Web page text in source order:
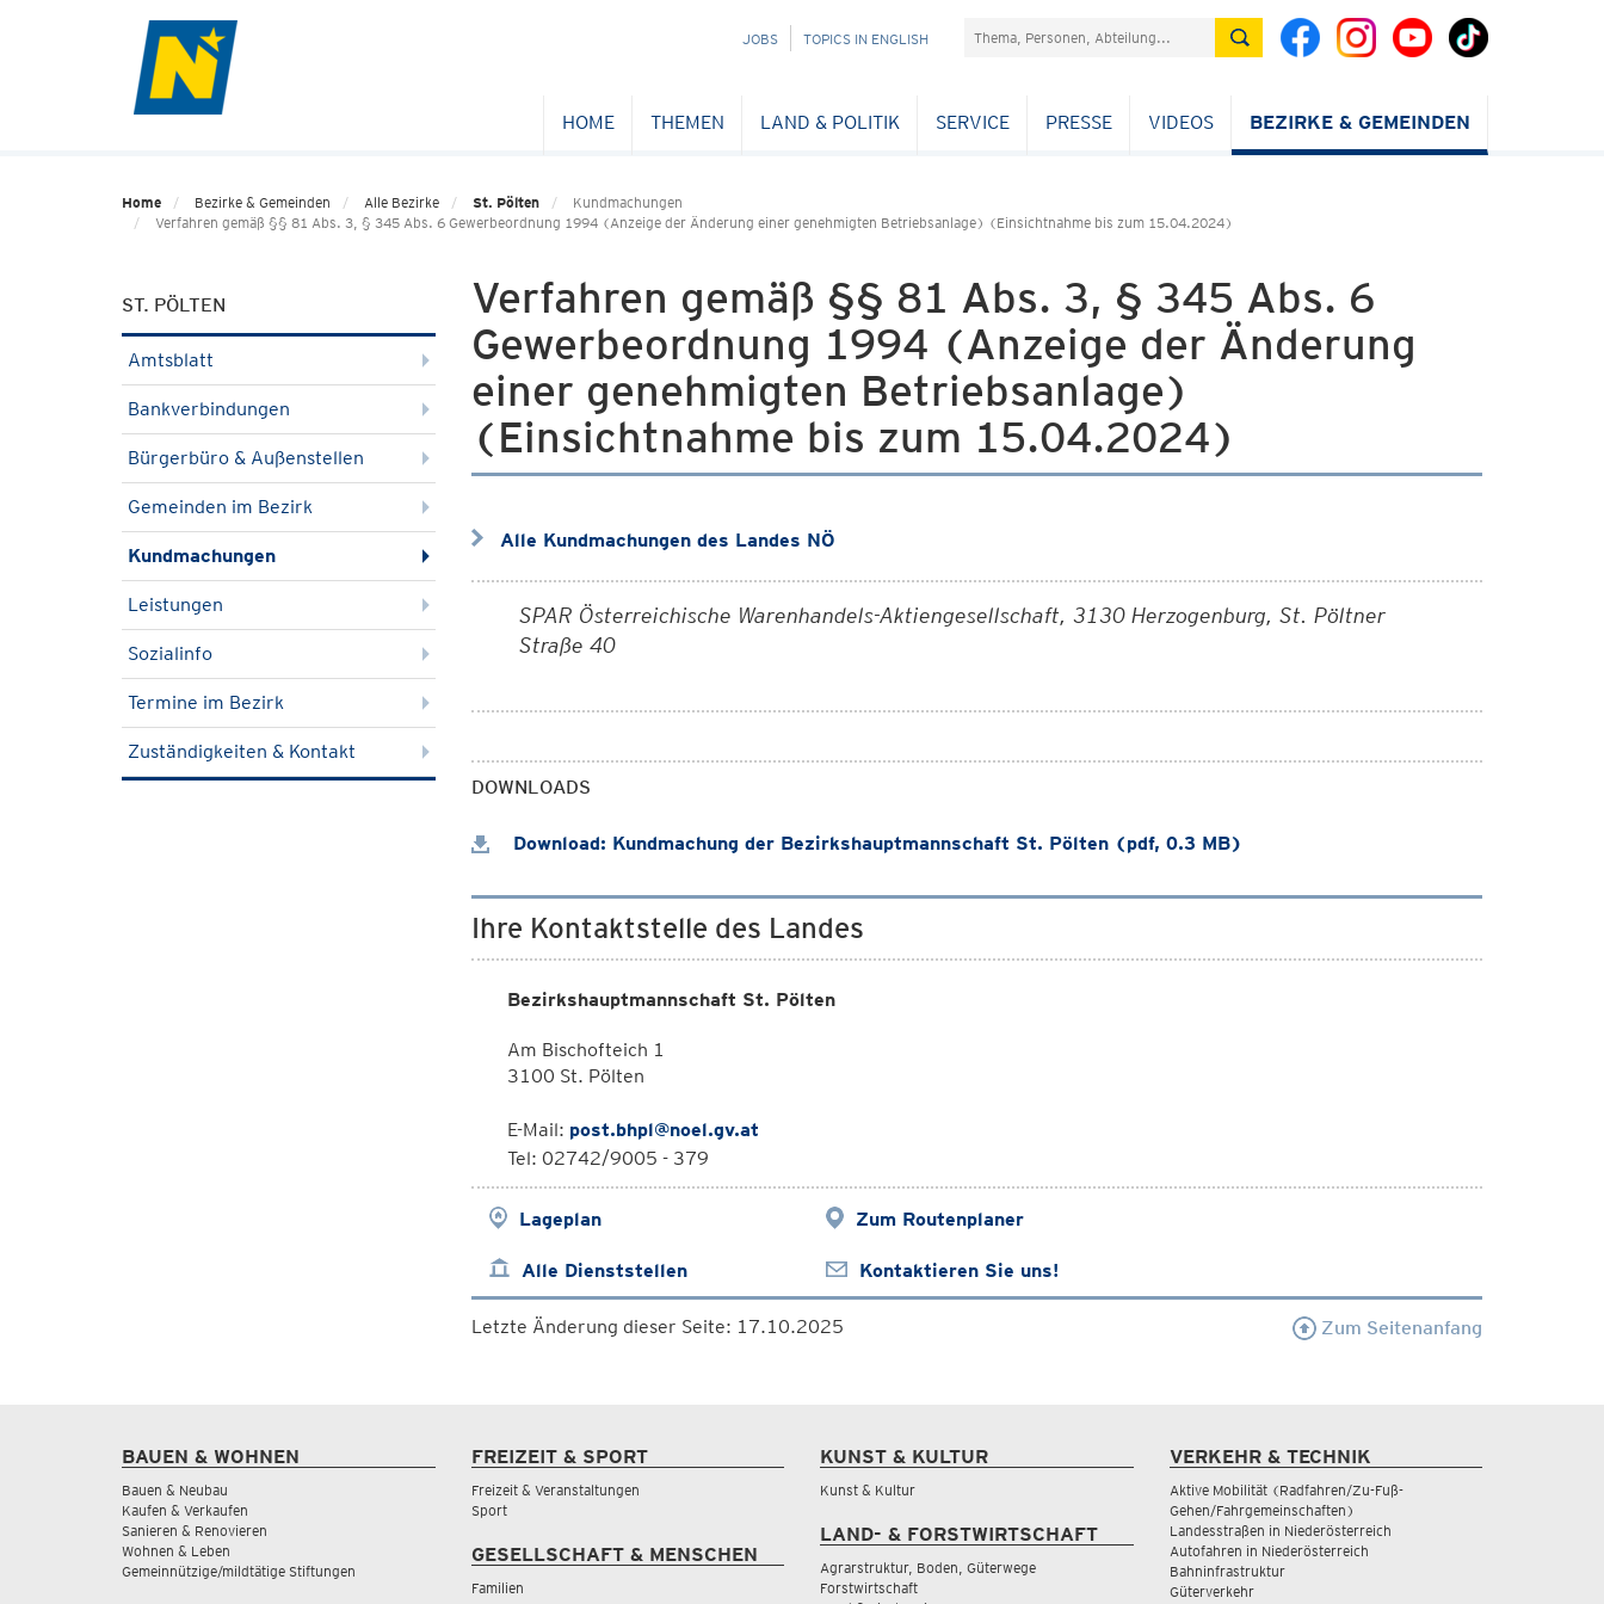
NAVIGATION
JOBS TOPICS IN ENGLISH Suchefeld
HOME THEMEN LAND & POLITIK SERVICE PRESSE VIDEOS BEZIRKE & GEMEINDEN
Home Bezirke & Gemeinden Alle Bezirke St. Pölten
Kundmachungen
Verfahren gemäß §§ 81 Abs. 3, § 345 Abs. 6 Gewerbeordnung 1994 (Anzeige der Änderung einer genehmigten Betriebsanlage) (Einsichtnahme bis zum 15.04.2024)
ST. PÖLTEN
Amtsblatt
Bankverbindungen
Bürgerbüro & Außenstellen
Gemeinden im Bezirk
Kundmachungen
Leistungen
Sozialinfo
Termine im Bezirk
Zuständigkeiten & Kontakt
Verfahren gemäß §§ 81 Abs. 3, § 345 Abs. 6
Gewerbeordnung 1994 (Anzeige der Änderung
einer genehmigten Betriebsanlage)
(Einsichtnahme bis zum 15.04.2024)
Alle Kundmachungen des Landes NÖ
SPAR Österreichische Warenhandels-Aktiengesellschaft, 3130 Herzogenburg, St. Pöltner
Straße 40
DOWNLOADS
Download: Kundmachung der Bezirkshauptmannschaft St. Pölten (pdf, 0.3 MB)
Ihre Kontaktstelle des Landes
Bezirkshauptmannschaft St. Pölten
Am Bischofteich 1
3100 St. Pölten
E-Mail: post.bhpl@noel.gv.at
Tel: 02742/9005 - 379
Lageplan Zum Routenplaner
Alle Dienststellen Kontaktieren Sie uns!
Letzte Änderung dieser Seite: 17.10.2025 Zum Seitenanfang
BAUEN & WOHNEN
Bauen & Neubau
Kaufen & Verkaufen
Sanieren & Renovieren
Wohnen & Leben
Gemeinnützige/mildtätige Stiftungen
FREIZEIT & SPORT
Freizeit & Veranstaltungen
Sport
GESELLSCHAFT & MENSCHEN
Familien
KUNST & KULTUR
Kunst & Kultur
LAND- & FORSTWIRTSCHAFT
Agrarstruktur, Boden, Güterwege
Forstwirtschaft
VERKEHR & TECHNIK
Aktive Mobilität (Radfahren/Zu-Fuß-
Gehen/Fahrgemeinschaften)
Landesstraßen in Niederösterreich
Autofahren in Niederösterreich
Bahninfrastruktur
Güterverkehr